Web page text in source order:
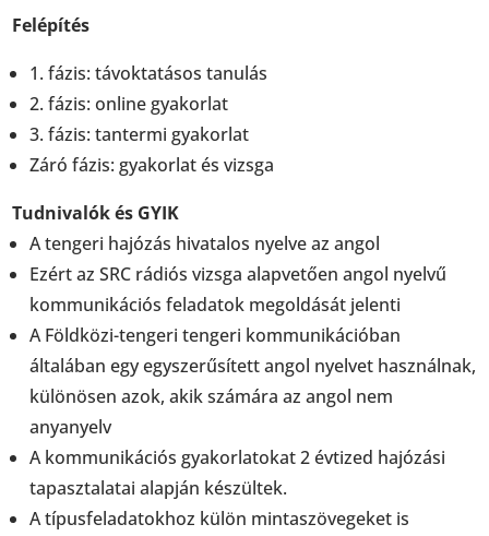
Felépítés
1. fázis: távoktatásos tanulás
2. fázis: online gyakorlat
3. fázis: tantermi gyakorlat
Záró fázis: gyakorlat és vizsga
Tudnivalók és GYIK
A tengeri hajózás hivatalos nyelve az angol
Ezért az SRC rádiós vizsga alapvetően angol nyelvű
kommunikációs feladatok megoldását jelenti
A Földközi-tengeri tengeri kommunikációban
általában egy egyszerűsített angol nyelvet használnak,
különösen azok, akik számára az angol nem
anyanyelv
A kommunikációs gyakorlatokat 2 évtized hajózási
tapasztalatai alapján készültek.
A típusfeladatokhoz külön mintaszövegeket is